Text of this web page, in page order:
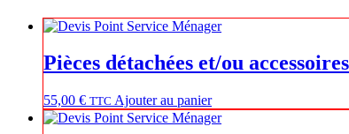
Pièces détachées et/ou
55,00 € TTC Ajouter au panier